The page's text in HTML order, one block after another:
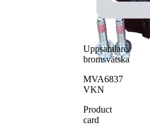
Uppsamlare,
bromsvätska
MVA6837
VKN
Product
card